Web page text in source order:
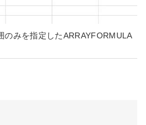
のみを指定したARRAYFORMULA